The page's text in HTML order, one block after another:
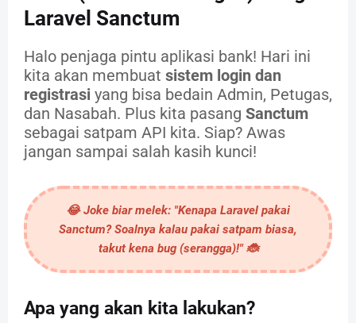
Laravel Sanctum
Halo penjaga pintu aplikasi bank! Hari ini
kita akan membuat sistem login dan
registrasi yang bisa bedain Admin, Petugas,
dan Nasabah. Plus kita pasang Sanctum
sebagai satpam API kita. Siap? Awas
jangan sampai salah kasih kunci!
😂Joke biar melek: "Kenapa Laravel pakai
Sanctum? Soalnya kalau pakai satpam biasa,
takut kena bug(serangga)!" 🐞
Apa yang akan kita lakukan?